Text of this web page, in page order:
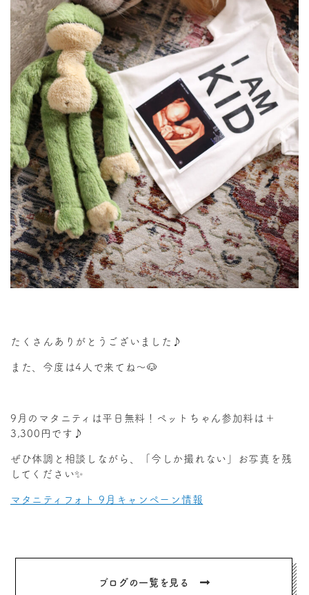
たくさんありがとうございました♪
また、今度は4人で来てね～🐶
9月のマタニティは平日無料！ペットちゃん参加料は＋
3,300円です♪
ぜひ体調と相談しながら、「今しか撮れない」お写真を残
してください✨
マタニティフォト 9月キャンペーン情報
ブログの一覧を見る